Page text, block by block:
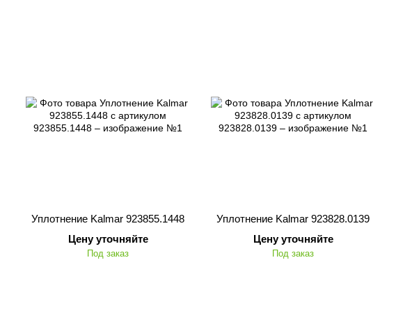
Уплотнение Kalmar 923855.1448
Цену уточняйте
Под заказ
Уплотнение Kalmar 923828.0139
Цену уточняйте
Под заказ